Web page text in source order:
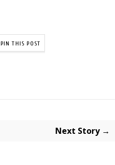
PIN THIS POST
Next Story →